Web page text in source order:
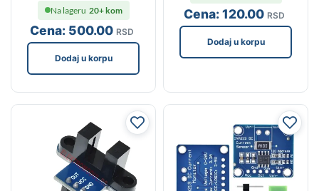
Cena: 500.00 RSD
Na lageru 20+ kom
Dodaj u korpu
Cena:120.00 RSD
Dodaj u korpu